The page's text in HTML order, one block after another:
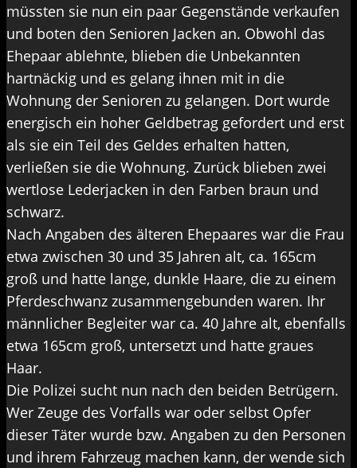
müssten sie nun ein paar Gegenstände verkaufen
und boten den Senioren Jacken an. Obwohl das
Ehepaar ablehnte, blieben die Unbekannten
hartnäckig und es gelang ihnen mit in die
Wohnung der Senioren zu gelangen. Dort wurde
energisch ein hoher Geldbetrag gefordert und erst
als sie ein Teil des Geldes erhalten hatten,
verließen sie die Wohnung. Zurück blieben zwei
wertlose Lederjacken in den Farben braun und
schwarz.
Nach Angaben des älteren Ehepaares war die Frau
etwa zwischen 30 und 35 Jahren alt, ca. 165cm
groß und hatte lange, dunkle Haare, die zu einem
Pferdeschwanz zusammengebunden waren. Ihr
männlicher Begleiter war ca. 40 Jahre alt, ebenfalls
etwa 165cm groß, untersetzt und hatte graues
Haar.
Die Polizei sucht nun nach den beiden Betrügern.
Wer Zeuge des Vorfalls war oder selbst Opfer
dieser Täter wurde bzw. Angaben zu den Personen
und ihrem Fahrzeug machen kann, der wende sich